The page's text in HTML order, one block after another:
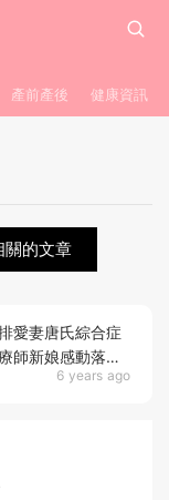
產前產後 健康資訊
關的文章
6 years ago
愛妻唐氏綜合症
師新娘感動落淚